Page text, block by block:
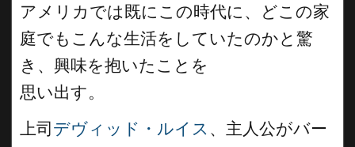
アメリカでは既にこの時代に、どこの家
庭でもこんな生活をしていたのかと驚
き、興味を抱いたことを
思い出す。
上司 デヴィッド・ルイス 、主人公がバー